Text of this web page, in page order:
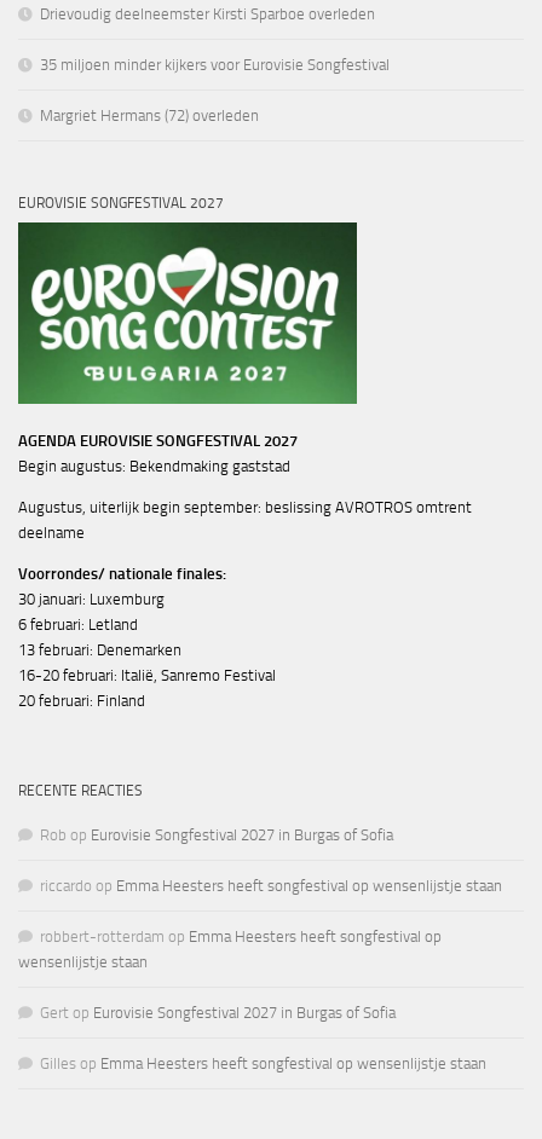
Drievoudig deelneemster Kirsti Sparboe overleden
35 miljoen minder kijkers voor Eurovisie Songfestival
Margriet Hermans (72) overleden
EUROVISIE SONGFESTIVAL 2027
AGENDA EUROVISIE SONGFESTIVAL 2027
Begin augustus: Bekendmaking gaststad
Augustus, uiterlijk begin september: beslissing AVROTROS omtrent
deelname
Voorrondes/ nationale finales:
30 januari: Luxemburg
6 februari: Letland
13 februari: Denemarken
16-20 februari: Italië, Sanremo Festival
20 februari: Finland
RECENTE REACTIES
Rob op Eurovisie Songfestival 2027 in Burgas of Sofia
riccardo op Emma Heesters heeft songfestival op wensenlijstje staan
robbert-rotterdam op Emma Heesters heeft songfestival op
wensenlijstje staan
Gert op Eurovisie Songfestival 2027 in Burgas of Sofia
Gilles op Emma Heesters heeft songfestival op wensenlijstje staan